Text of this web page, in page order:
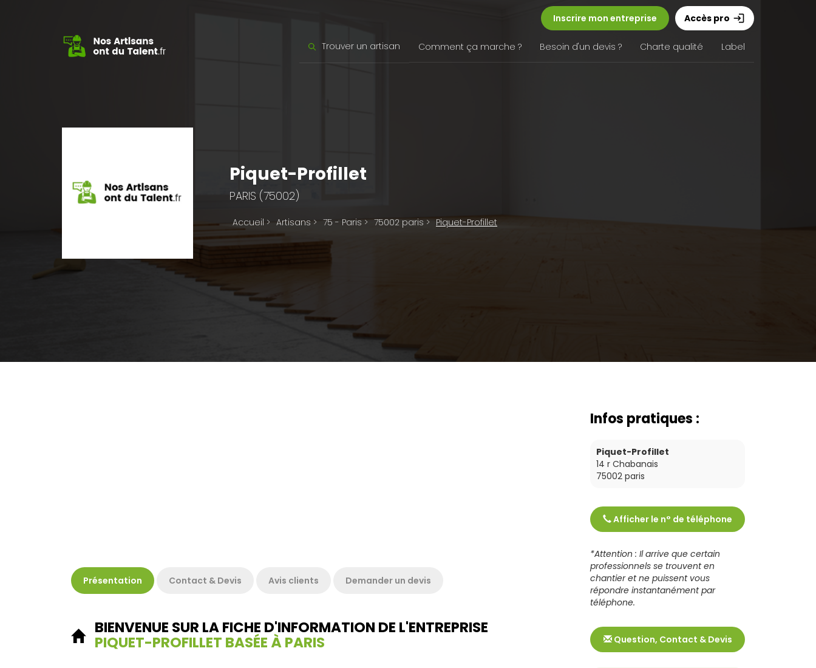
Inscrire mon entreprise Accès pro login
Trouver un artisan Comment ça marche ? Besoin d'un devis ? Charte qualité Label
Piquet-Profillet
PARIS (75002)
Accueil > Artisans > 75 - Paris > 75002 paris > Piquet-Profillet
Présentation Contact & Devis Avis clients Demander un devis
BIENVENUE SUR LA FICHE D'INFORMATION DE L'ENTREPRISE
PIQUET-PROFILLET BASÉE À PARIS
Infos pratiques :
Piquet-Profillet
14 r Chabanais
75002 paris
Afficher le n° de téléphone
Tél : 0142968497
*Attention : Il arrive que certain
professionnels se trouvent en
chantier et ne puissent vous
répondre instantanément par
téléphone.
Question, Contact & Devis